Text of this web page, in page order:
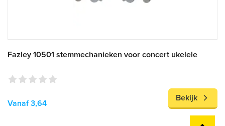
Fazley 10501 stemmechanieken voor concert ukelele
Vanaf 3,64
Bekijk